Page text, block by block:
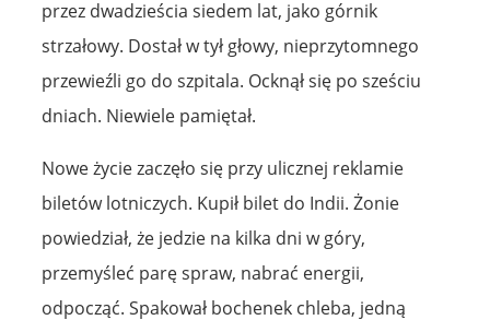
przez dwadzieścia siedem lat, jako górnik
strzałowy. Dostał w tył głowy, nieprzytomnego
przewieźli go do szpitala. Ocknął się po sześciu
dniach. Niewiele pamiętał.
Nowe życie zaczęło się przy ulicznej reklamie
biletów lotniczych. Kupił bilet do Indii. Żonie
powiedział, że jedzie na kilka dni w góry,
przemyśleć parę spraw, nabrać energii,
odpocząć. Spakował bochenek chleba, jedną